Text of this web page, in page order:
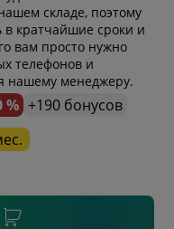
складе, поэтому
кратчайшие сроки и
вам просто нужно
телефонов и
нашему менеджеру.
% +190 бонусов